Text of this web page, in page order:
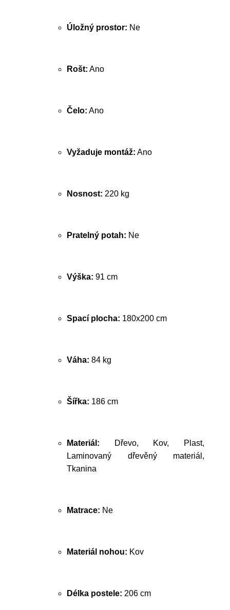
Úložný prostor: Ne
Rošt: Ano
Čelo: Ano
Vyžaduje montáž: Ano
Nosnost: 220 kg
Pratelný potah: Ne
Výška: 91 cm
Spací plocha: 180x200 cm
Váha: 84 kg
Šířka: 186 cm
Materiál: Dřevo, Kov, Plast,
Laminovaný dřevěný materiál,
Tkanina
Matrace: Ne
Materiál nohou: Kov
Délka postele: 206 cm